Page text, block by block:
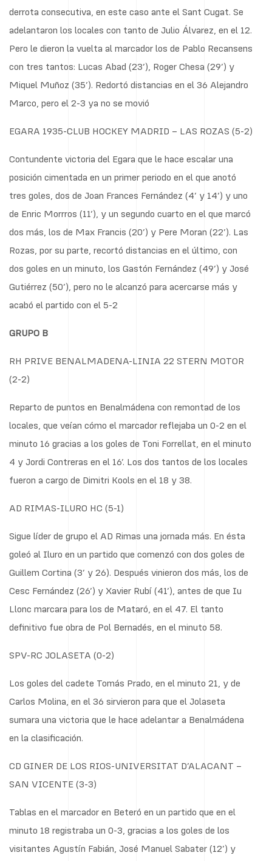
derrota consecutiva, en este caso ante el Sant Cugat. Se
adelantaron los locales con tanto de Julio Álvarez, en el 12.
Pero le dieron la vuelta al marcador los de Pablo Recansens
con tres tantos: Lucas Abad (23’), Roger Chesa (29’) y
Miquel Muñoz (35’). Redortó distancias en el 36 Alejandro
Marco, pero el 2-3 ya no se movió
EGARA 1935-CLUB HOCKEY MADRID – LAS ROZAS (5-2)
Contundente victoria del Egara que le hace escalar una
posición cimentada en un primer periodo en el que anotó
tres goles, dos de Joan Frances Fernández (4’ y 14’) y uno
de Enric Morrros (11’), y un segundo cuarto en el que marcó
dos más, los de Max Francis (20’) y Pere Moran (22’). Las
Rozas, por su parte, recortó distancias en el último, con
dos goles en un minuto, los Gastón Fernández (49’) y José
Gutiérrez (50’), pero no le alcanzó para acercarse más y
acabó el partido con el 5-2
GRUPO B
RH PRIVE BENALMADENA-LINIA 22 STERN MOTOR
(2-2)
Reparto de puntos en Benalmádena con remontad de los
locales, que veían cómo el marcador reflejaba un 0-2 en el
minuto 16 gracias a los goles de Toni Forrellat, en el minuto
4 y Jordi Contreras en el 16’. Los dos tantos de los locales
fueron a cargo de Dimitri Kools en el 18 y 38.
AD RIMAS-ILURO HC (5-1)
Sigue líder de grupo el AD Rimas una jornada más. En ésta
goleó al Iluro en un partido que comenzó con dos goles de
Guillem Cortina (3’ y 26). Después vinieron dos más, los de
Cesc Fernández (26’) y Xavier Rubí (41’), antes de que Iu
Llonc marcara para los de Mataró, en el 47. El tanto
definitivo fue obra de Pol Bernadés, en el minuto 58.
SPV-RC JOLASETA (0-2)
Los goles del cadete Tomás Prado, en el minuto 21, y de
Carlos Molina, en el 36 sirvieron para que el Jolaseta
sumara una victoria que le hace adelantar a Benalmádena
en la clasificación.
CD GINER DE LOS RIOS-UNIVERSITAT D’ALACANT –
SAN VICENTE (3-3)
Tablas en el marcador en Beteró en un partido que en el
minuto 18 registraba un 0-3, gracias a los goles de los
visitantes Agustín Fabián, José Manuel Sabater (12’) y